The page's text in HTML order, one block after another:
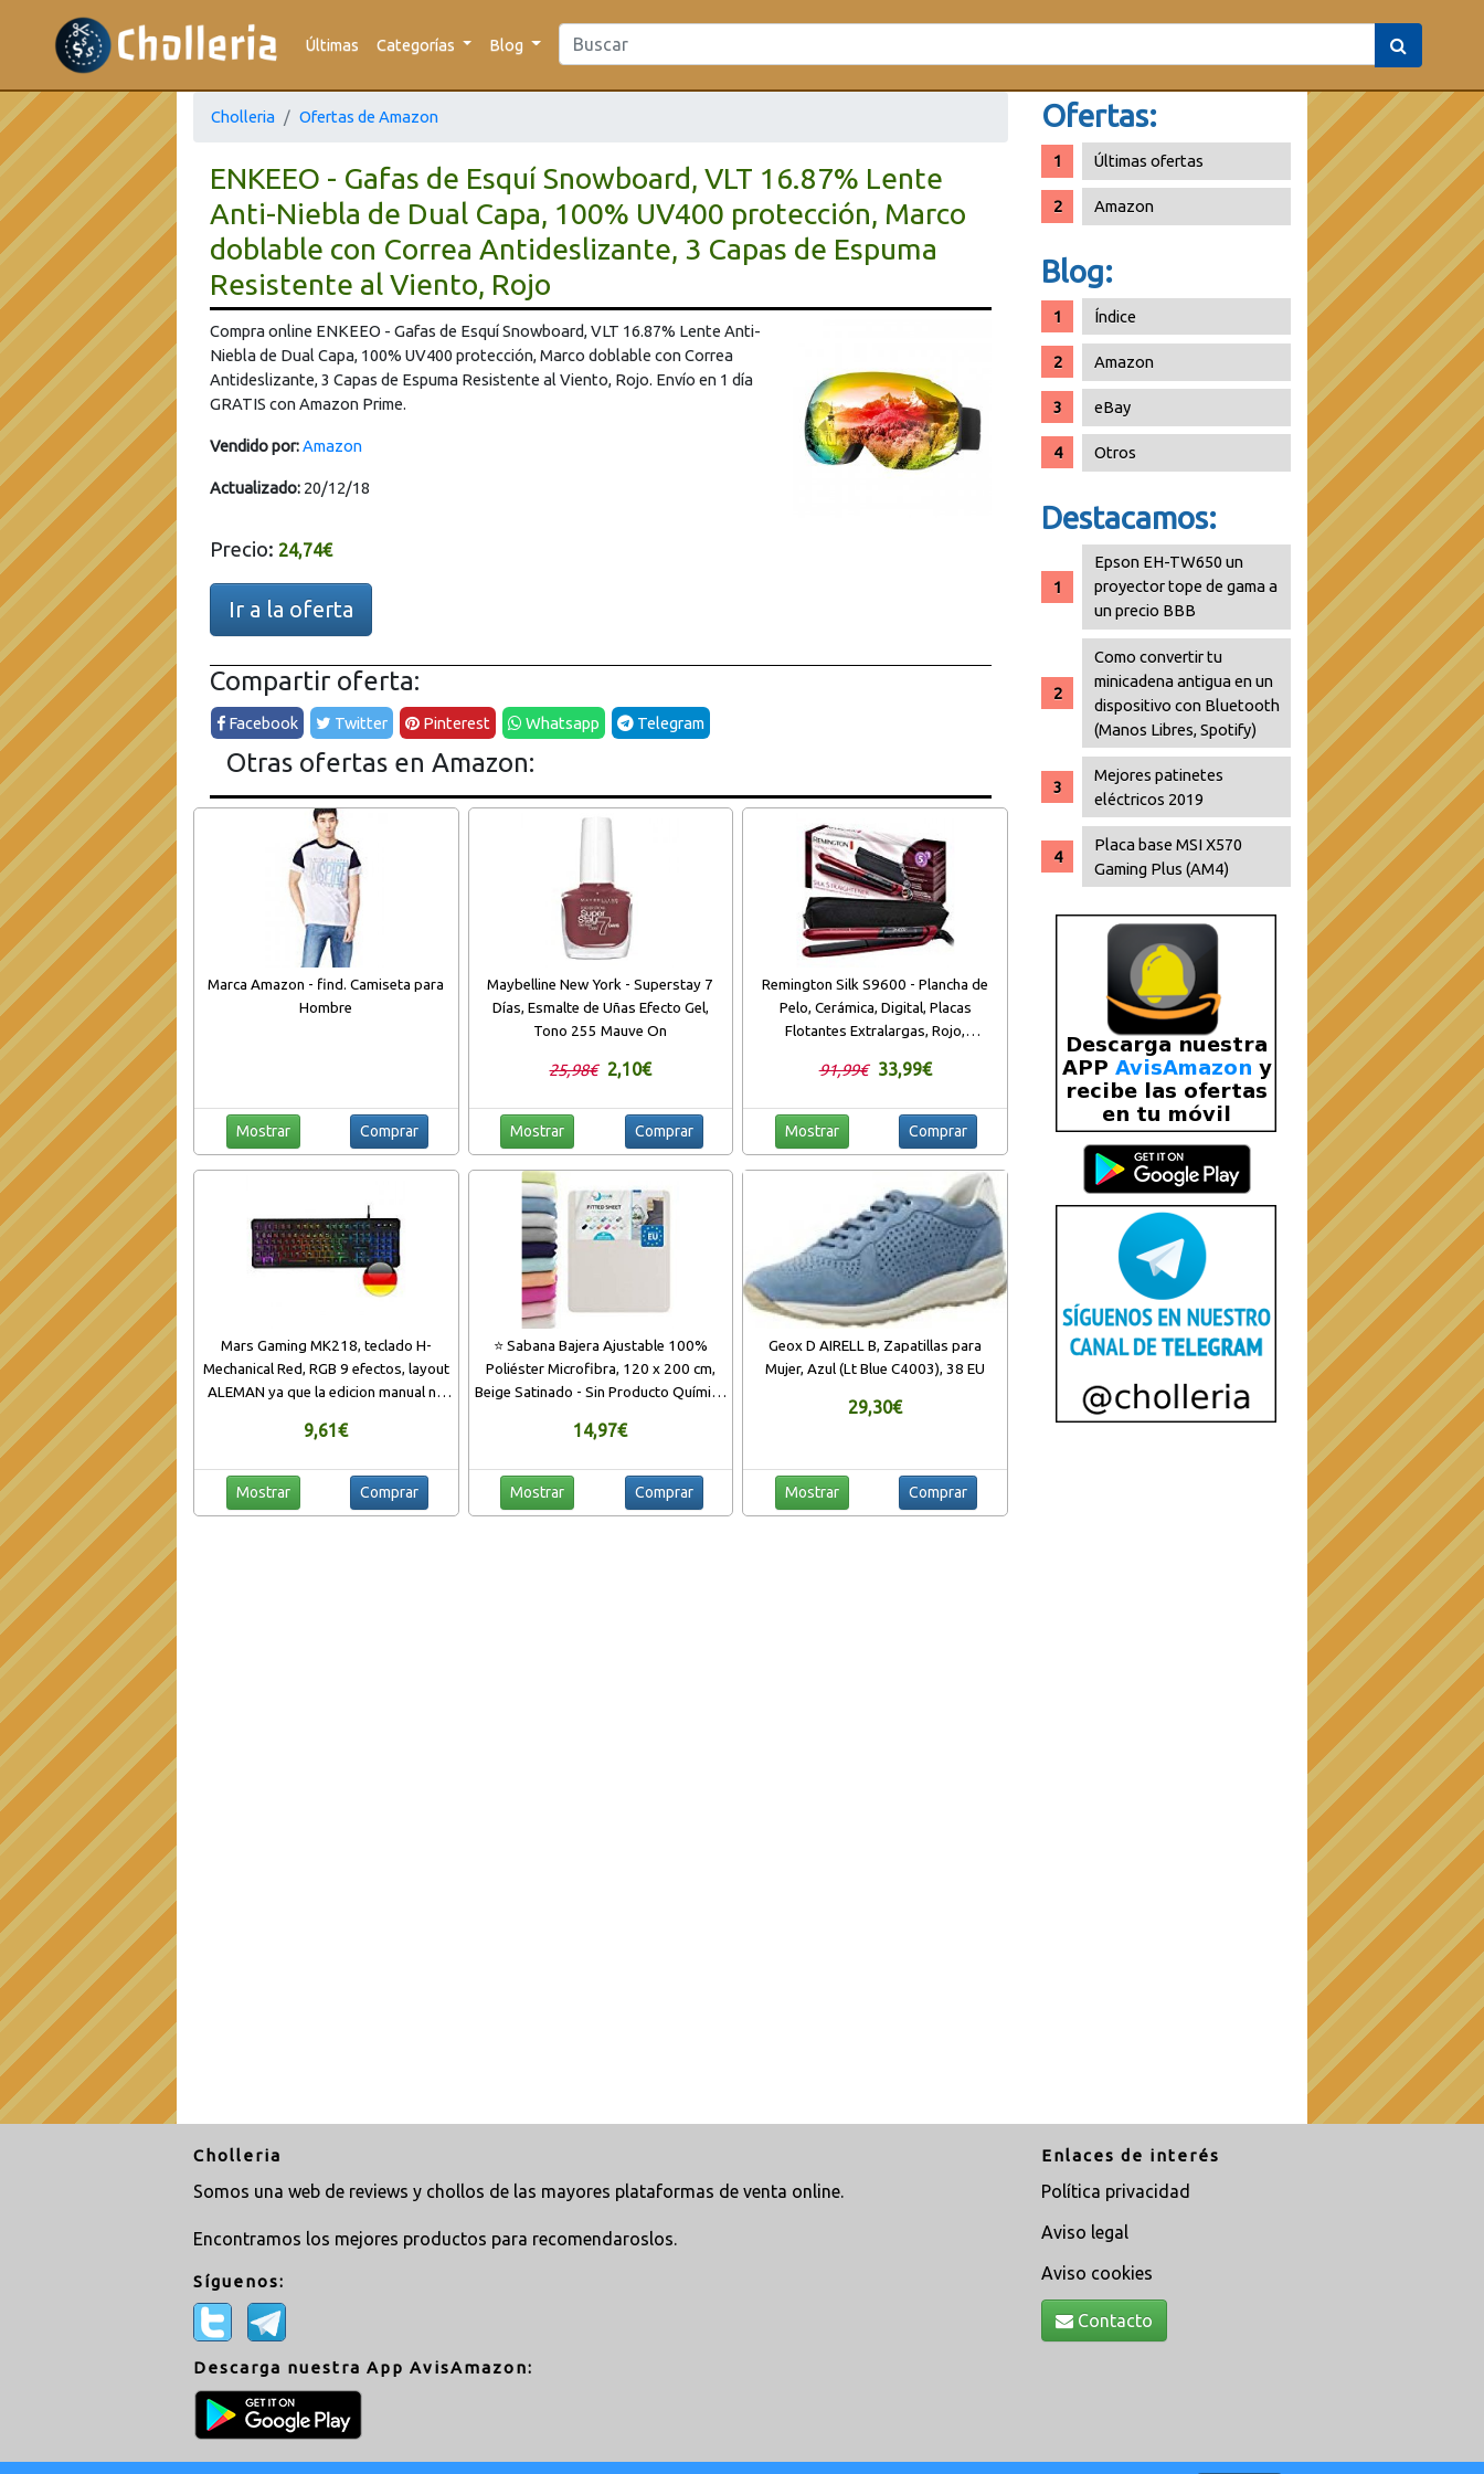
Últimas Categorías Blog
Cholleria Ofertas de Amazon
ENKEEO - Gafas de Esquí Snowboard, VLT 16.87% Lente
Anti-Niebla de Dual Capa, 100% UV400 protección, Marco
doblable con Correa Antideslizante, 3 Capas de Espuma
Resistente al Viento, Rojo
Compra online ENKEEO - Gafas de Esquí Snowboard, VLT 16.87% Lente Anti-
Niebla de Dual Capa, 100% UV400 protección, Marco doblable con Correa
Antideslizante, 3 Capas de Espuma Resistente al Viento, Rojo. Envío en 1 día
GRATIS con Amazon Prime.
Vendido por:Amazon
Actualizado: 20/12/18
Precio: 24,74€
Ir a la oferta
Compartir oferta:
Facebook Twitter Pinterest Whatsapp Telegram
Otras ofertas en Amazon:
Marca Amazon - find. Camiseta para
Hombre
Mostrar Comprar
Maybelline New York - Superstay 7
Días, Esmalte de Uñas Efecto Gel,
Tono 255 Mauve On
25,98€ 2,10€
Mostrar Comprar
Remington Silk S9600 - Plancha de
Pelo, Cerámica, Digital, Placas
Flotantes Extralargas, Rojo,
91,99€ 33,99€
Mostrar Comprar
Mars Gaming MK218, teclado H-
Mechanical Red, RGB 9 efectos, layout
ALEMAN ya que la edicion manual no
9,61€
Mostrar Comprar
⭐ Sabana Bajera Ajustable 100%
Poliéster Microfibra, 120 x 200 cm,
Beige Satinado - Sin Producto Químico
Años) - Sabanas Bajeras Ajustables,
14,97€
Mostrar Comprar
Geox D AIRELL B, Zapatillas para
Mujer, Azul (Lt Blue C4003), 38 EU
29,30€
Mostrar Comprar
Ofertas:
Últimas ofertas
Amazon
Blog:
Índice
Amazon
eBay
Otros
Destacamos:
Epson EH-TW650 un
proyector tope de gama a
un precio BBB
Como convertir tu
minicadena antigua en un
dispositivo con Bluetooth
(Manos Libres, Spotify)
Mejores patinetes
eléctricos 2019
Placa base MSI X570
Gaming Plus (AM4)
Cholleria
Somos una web de reviews y chollos de las mayores plataformas de venta online.
Encontramos los mejores productos para recomendaroslos.
Síguenos:
Descarga nuestra App AvisAmazon:
Enlaces de interés
Política privacidad
Aviso legal
Aviso cookies
Contacto